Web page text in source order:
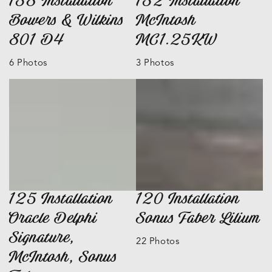
Bowers & Wilkins
801 D4
6 Photos
McIntosh
MC1.25KW
3 Photos
125 Installation
Oracle Delphi
Signature,
McIntosh, Sonus
120 Installation
Sonus Faber Lilium
22 Photos